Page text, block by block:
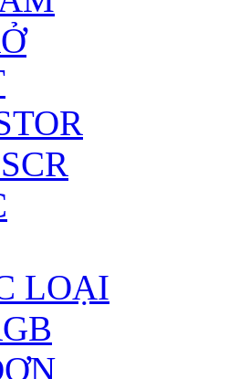
LOẠI